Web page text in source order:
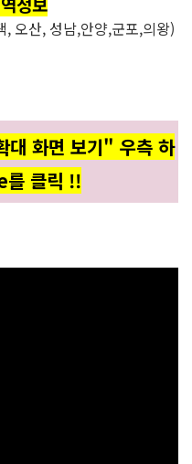
, 오산, 성남,안양,군포,의왕)
대 화면 보기" 우측 하
클릭 !!